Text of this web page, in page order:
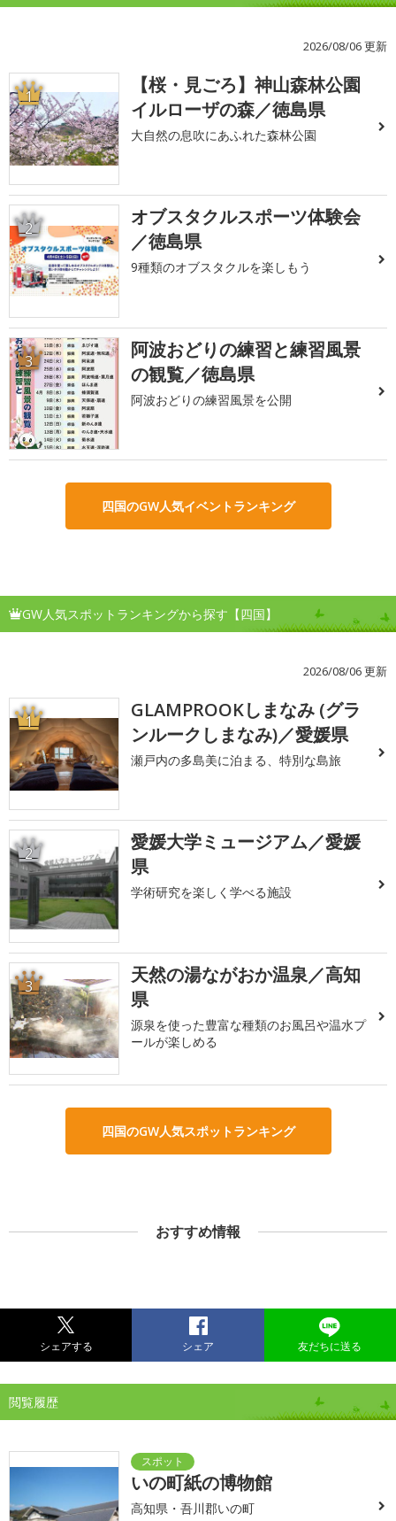
2026/08/06 更新
1
【桜・見ごろ】神山森林公園
イルローザの森／徳島県
大自然の息吹にあふれた森林公園
2
オブスタクルスポーツ体験会
／徳島県
9種類のオブスタクルを楽しもう
3
阿波おどりの練習と練習風景
の観覧／徳島県
阿波おどりの練習風景を公開
四国のGW人気イベントランキング
GW人気スポットランキングから探す【四国】
2026/08/06 更新
1
GLAMPROOKしまなみ (グラ
ンルークしまなみ)／愛媛県
瀬戸内の多島美に泊まる、特別な島旅
2
愛媛大学ミュージアム／愛媛
県
学術研究を楽しく学べる施設
3
天然の湯ながおか温泉／高知
県
源泉を使った豊富な種類のお風呂や温水プ
ールが楽しめる
四国のGW人気スポットランキング
おすすめ情報
シェアする シェア 友だちに送る
閲覧履歴
いの町紙の博物館
高知県・吾川郡いの町